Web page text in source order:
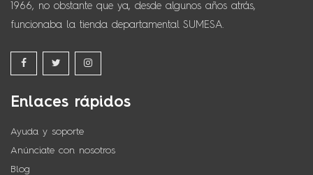
1966, no obstante que ya, desde algunos años atrás,
funcionaba la tienda departamental SUMESA.
Enlaces rápidos
Ayuda y soporte
Anúnciate con nosotros
Blog